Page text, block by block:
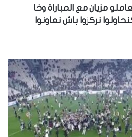
مزيان مع المباراة وخا
نركزوا باش نعاونوا